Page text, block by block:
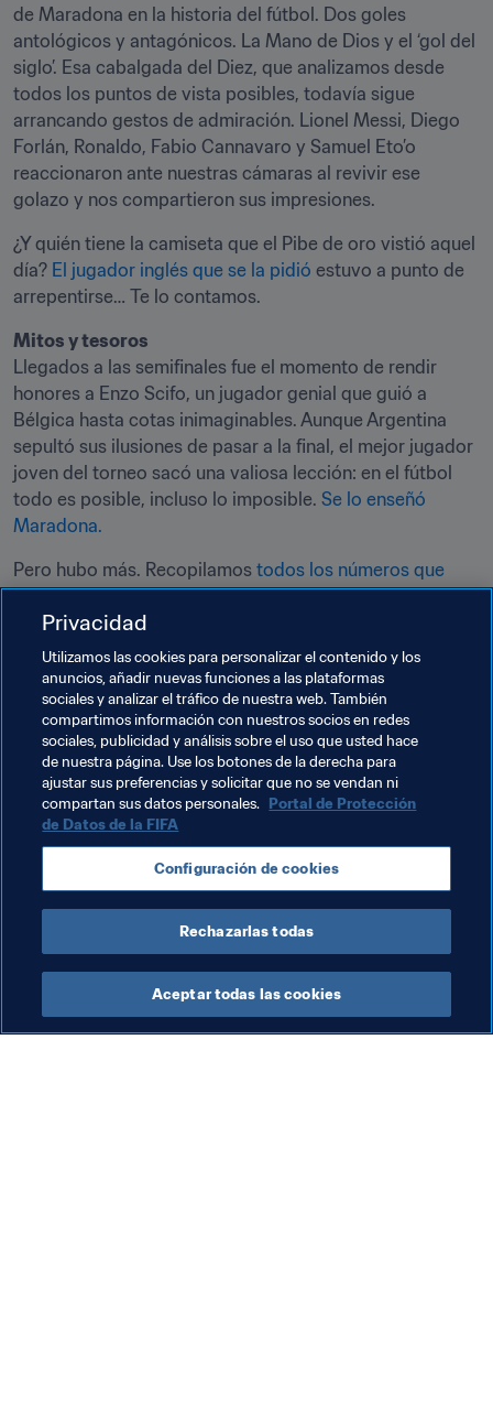
de Maradona en la historia del fútbol. Dos goles
antológicos y antagónicos. La Mano de Dios y el ‘gol del
siglo’. Esa cabalgada del Diez, que analizamos desde
todos los puntos de vista posibles, todavía sigue
arrancando gestos de admiración. Lionel Messi, Diego
Forlán, Ronaldo, Fabio Cannavaro y Samuel Eto’o
reaccionaron ante nuestras cámaras al revivir ese
golazo y nos compartieron sus impresiones.
¿Y quién tiene la camiseta que el Pibe de oro vistió aquel
día? El jugador inglés que se la pidió estuvo a punto de
arrepentirse… Te lo contamos.
Mitos y tesoros
Llegados a las semifinales fue el momento de rendir
honores a Enzo Scifo, un jugador genial que guió a
Bélgica hasta cotas inimaginables. Aunque Argentina
sepultó sus ilusiones de pasar a la final, el mejor jugador
joven del torneo sacó una valiosa lección: en el fútbol
todo es posible, incluso lo imposible. Se lo enseñó
Maradona.
Pero hubo más. Recopilamos todos los números que
cimentaron el torneo, repasamos las mejores imágenes
y nos fuimos al Museo del Fútbol Mundial de la FIFA para
saber qué tesoros se guardan allí de aquella cita.
Y llegó el gran día. La gran final. En la previa el
seleccionador argentino Carlos Salvador Bilardo nos
despejó dudas sobre los mitos y leyendas que rodearon
al equipo en su aventura mexicana. Luego nos fuimos al
Azteca.
Hacía mucho calor. Sonaron los himnos. Alemania puso
el balón en juego… el resto es historia.
Privacidad
Utilizamos las cookies para personalizar el contenido y los
anuncios, añadir nuevas funciones a las plataformas
sociales y analizar el tráfico de nuestra web. También
compartimos información con nuestros socios en redes
sociales, publicidad y análisis sobre el uso que usted hace
de nuestra página. Use los botones de la derecha para
ajustar sus preferencias y solicitar que no se vendan ni
compartan sus datos personales. Portal de Protección
de Datos de la FIFA
Configuración de cookies
Rechazarlas todas
Aceptar todas las cookies